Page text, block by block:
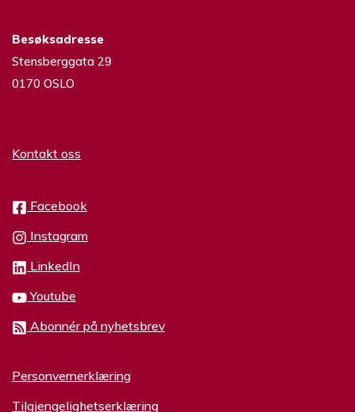
Besøksadresse
Stensberggata 29
0170 OSLO
Kontakt oss
Facebook
Instagram
LinkedIn
Youtube
Abonnér på nyhetsbrev
Personvernerklæring
Tilgjengelighetserklæring